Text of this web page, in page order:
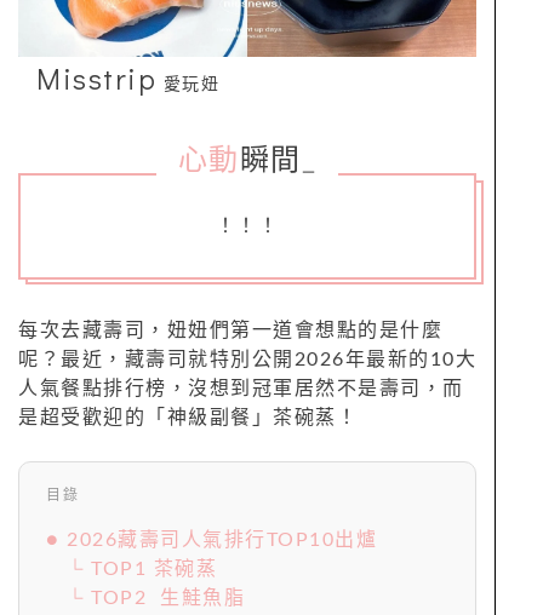
Misstrip 愛玩妞
心動 瞬間
！！！
每次去藏壽司，妞妞們第一道會想點的是什麼
呢？最近，藏壽司就特別公開2026年最新的10大
人氣餐點排行榜，沒想到冠軍居然不是壽司，而
是超受歡迎的「神級副餐」茶碗蒸！
目錄
● 2026藏壽司人氣排行TOP10出爐
└ TOP1 茶碗蒸
└ TOP2 生鮭魚脂